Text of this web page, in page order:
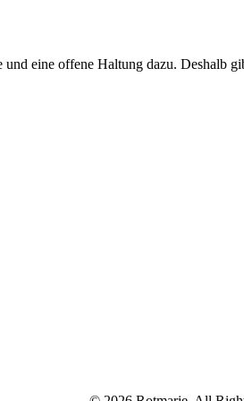
eine offene Haltung dazu. Deshalb